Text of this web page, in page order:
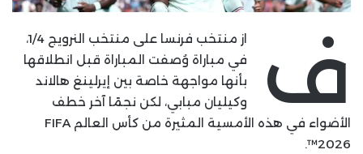
ف
از منتخب فرنسا على منتخب النرويج 1/4،
في مباراة وُصفت المباراة قبل انطلاقها
بأنها مواجهة خاصة بين إيرلينغ هالاند
وكيليان مبابي، لكن نجمًا آخر خطف
الأضواء في هذه الأمسية المثيرة من كأس العالم FIFA
2026™.